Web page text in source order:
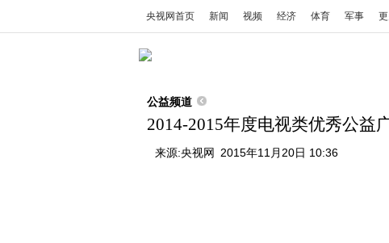
央视网首页 新闻 视频 经济 体育 军事
公益频道
2014-2015年度电视类优秀公益
来源:央视网 2015年11月20日 10:36